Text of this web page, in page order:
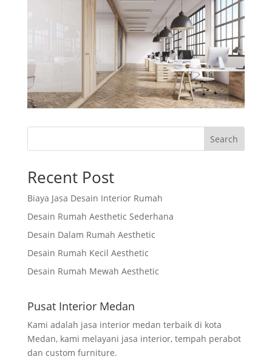
Search
Recent Post
Biaya Jasa Desain Interior Rumah
Desain Rumah Aesthetic Sederhana
Desain Dalam Rumah Aesthetic
Desain Rumah Kecil Aesthetic
Desain Rumah Mewah Aesthetic
Pusat Interior Medan
Kami adalah jasa interior medan terbaik di kota
Medan, kami melayani jasa interior, tempah perabot
dan custom furniture.